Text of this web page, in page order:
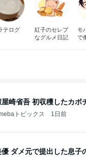
テログ
紅子のセレブ
なグルメ日記
モ
で
屋崎省吾 初収穫したカボ
トピックス 1日前
優 ダメ元で提出した息子